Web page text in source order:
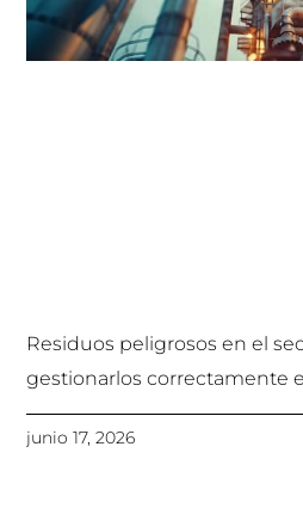
Residuos peligrosos en el
gestionarlos correctamente
junio 17, 2026